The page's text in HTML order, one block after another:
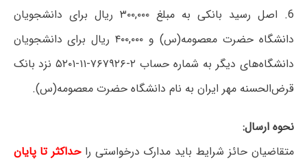
6. اصل رسید بانکی به مبلغ ۳۰۰,۰۰۰ ریال برای دانشجویان
دانشگاه حضرت معصومه(س) و ۴۰۰,۰۰۰ ریال برای دانشجویان
دانشگاه‌های دیگر به شماره حساب ۲-۷۶۷۹۲۶-۱۱-۵۲۰۱ نزد بانک
قرض‌الحسنه مهر ایران به نام دانشگاه حضرت معصومه(س).
نحوه ارسال:
متقاضیان حائز شرایط باید مدارک درخواستی راحداکثر تا پایان